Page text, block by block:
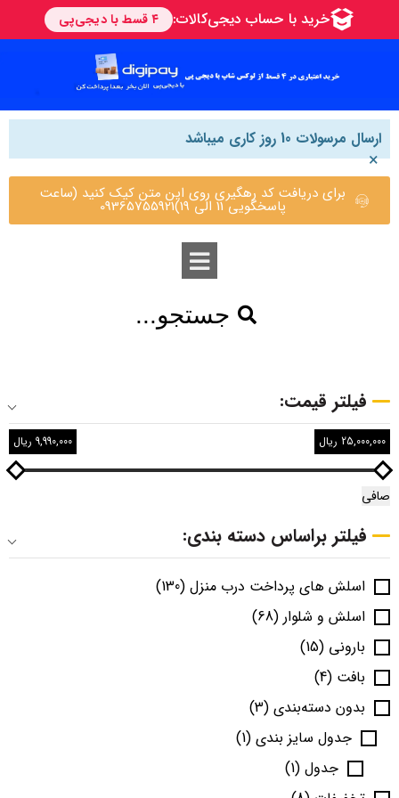
ارسال مرسولات 10 روز کاری میباشد
×
برای دریافت کد رهگیری روی این متن کیک کنید (ساعت
پاسخگویی 11 الی 19)09365755921
جستجو...
فیلتر قیمت:
صافی
9,990,000 ریال 25,000,000 ریال
فیلتر براساس دسته بندی:
اسلش های پرداخت درب منزل (130)
اسلش و شلوار (68)
بارونی (15)
بافت (4)
بدون دسته‌بندی (3)
جدول سایز بندی (1)
جدول (1)